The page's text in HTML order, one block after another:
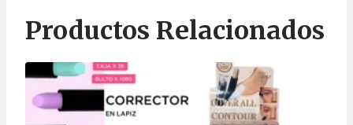
Productos Relacionados